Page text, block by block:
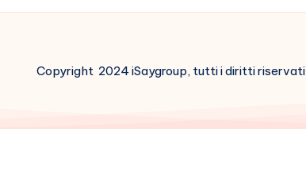
Copyright 2024 iSaygroup, tutti i diritti riservati